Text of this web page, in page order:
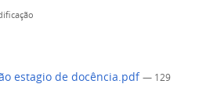
estagio de docência.pdf — 129